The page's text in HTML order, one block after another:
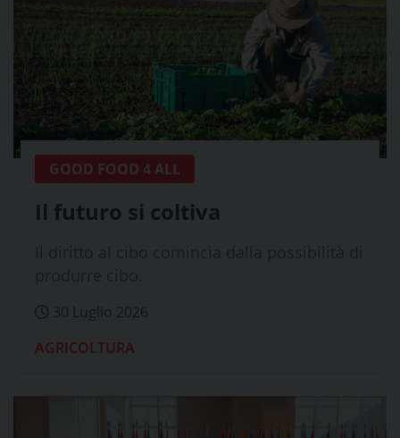
GOOD FOOD 4 ALL
Il futuro si coltiva
30 Luglio 2026
AGRICOLTURA